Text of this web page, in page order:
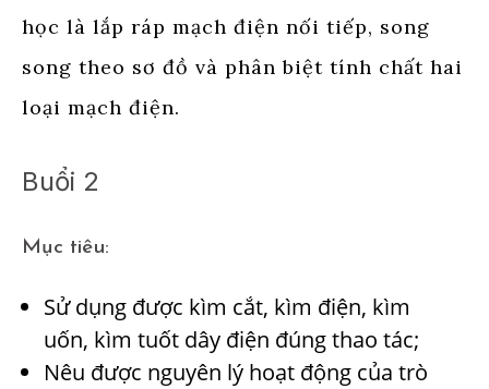
học là lắp ráp mạch điện nối tiếp, song
song theo sơ đồ và phân biệt tính chất hai
loại mạch điện.
Buổi 2
Mục tiêu:
Sử dụng được kìm cắt, kìm điện, kìm
uốn, kìm tuốt dây điện đúng thao tác;
Nêu được nguyên lý hoạt động của trò